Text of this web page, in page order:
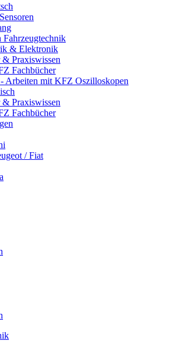
Fahrzeugtechnik
& Elektronik
Praxiswissen
Fachbücher
- Arbeiten mit KFZ Oszilloskopen
Praxiswissen
Fachbücher
/ Fiat